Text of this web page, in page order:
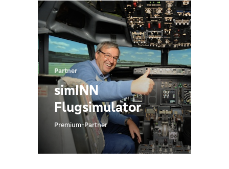
Partner
simINN
Flugsimulator
Premium-Partner